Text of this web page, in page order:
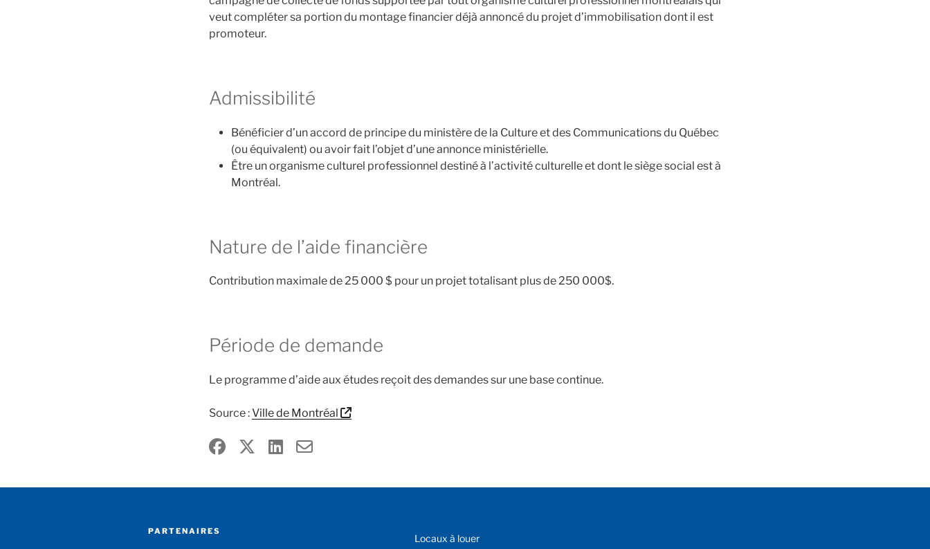
veut compléter sa portion du montage financier déjà annoncé du projet d’immobilisation dont il est
promoteur.
Admissibilité
Bénéficier d’un accord de principe du ministère de la Culture et des Communications du Québec
(ou équivalent) ou avoir fait l’objet d’une annonce ministérielle.
Être un organisme culturel professionnel destiné à l’activité culturelle et dont le siège social est à
Montréal.
Nature de l’aide financière
Contribution maximale de 25 000 $ pour un projet totalisant plus de 250 000$.
Période de demande
Le programme d’aide aux études reçoit des demandes sur une base continue.
Source :Ville de Montréal
PARTENAIRES
DE
Locaux à louer